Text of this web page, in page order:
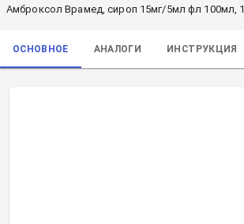
Амброксол Врамед, сироп 15мг/5мл фл 100мл, 1
ОСНОВНОЕ АНАЛОГИ ИНСТРУКЦИЯ